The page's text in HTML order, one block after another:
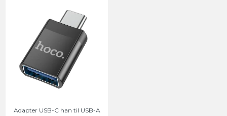
Adapter USB-C han til USB-A